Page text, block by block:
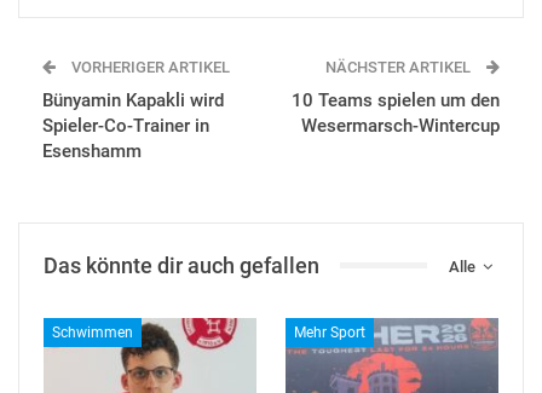
VORHERIGER ARTIKEL
Bünyamin Kapakli wird
Spieler-Co-Trainer in
Esenshamm
NÄCHSTER ARTIKEL
10 Teams spielen um den
Wesermarsch-Wintercup
Alle
Das könnte dir auch gefallen
Schwimmen Mehr Sport